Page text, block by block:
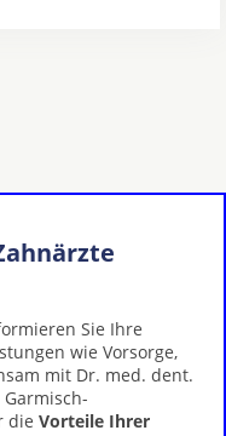
Sie Ihre
wie Vorsorge,
mit Dr. med. dent.
die Vorteile Ihrer